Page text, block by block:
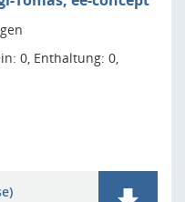
0, Enthaltung: 0,